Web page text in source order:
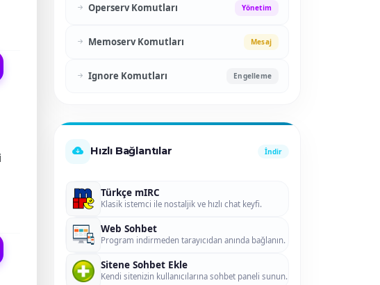
Operserv Komutları Yönetim
Memoserv Komutları Mesaj
Ignore Komutları Engelleme
Hızlı Bağlantılar İndir
Türkçe mIRC
Klasik istemci ile nostaljik ve hızlı chat keyfi.
Web Sohbet
Program indirmeden tarayıcıdan anında bağlanın.
Sitene Sohbet Ekle
Kendi sitenizin kullanıcılarına sohbet paneli sunun.